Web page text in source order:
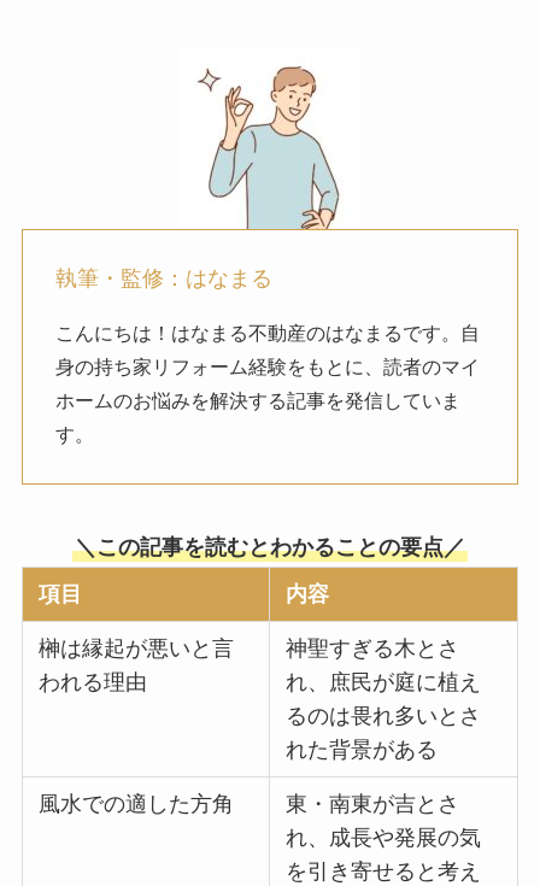
執筆・監修：はなまる
こんにちは！はなまる不動産のはなまるです。自
身の持ち家リフォーム経験をもとに、読者のマイ
ホームのお悩みを解決する記事を発信していま
す。
＼この記事を読むとわかることの要点／
項目
内容
榊は縁起が悪いと言
われる理由
神聖すぎる木とさ
れ、庶民が庭に植え
るのは畏れ多いとさ
れた背景がある
風水での適した方角
東・南東が吉とさ
れ、成長や発展の気
を引き寄せると考え